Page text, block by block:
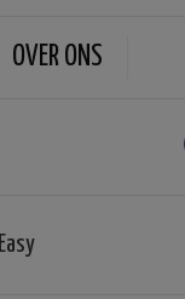
OVER ONS
Easy